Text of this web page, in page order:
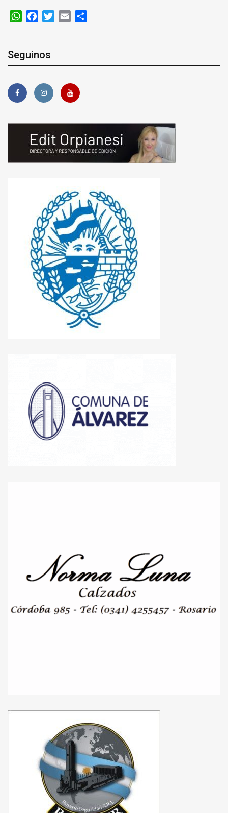
WhatsApp
FacebookTwitter
Email
Seguinos